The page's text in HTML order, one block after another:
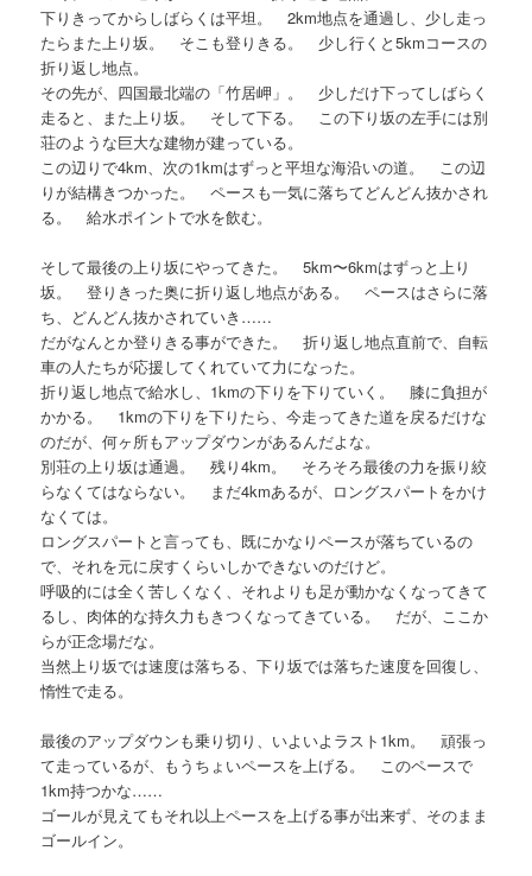
下りきってからしばらくは平坦。 2km地点を通過し、少し走っ
たらまた上り坂。 そこも登りきる。 少し行くと5kmコースの
折り返し地点。
その先が、四国最北端の「竹居岬」。 少しだけ下ってしばらく
走ると、また上り坂。 そして下る。 この下り坂の左手には別
荘のような巨大な建物が建っている。
この辺りで4km、次の1kmはずっと平坦な海沿いの道。 この辺
りが結構きつかった。 ペースも一気に落ちてどんどん抜かされ
る。 給水ポイントで水を飲む。
そして最後の上り坂にやってきた。 5km〜6kmはずっと上り
坂。 登りきった奥に折り返し地点がある。 ペースはさらに落
ち、どんどん抜かされていき……
だがなんとか登りきる事ができた。 折り返し地点直前で、自転
車の人たちが応援してくれていて力になった。
折り返し地点で給水し、1kmの下りを下りていく。 膝に負担が
かかる。 1kmの下りを下りたら、今走ってきた道を戻るだけな
のだが、何ヶ所もアップダウンがあるんだよな。
別荘の上り坂は通過。 残り4km。 そろそろ最後の力を振り絞
らなくてはならない。 まだ4kmあるが、ロングスパートをかけ
なくては。
ロングスパートと言っても、既にかなりペースが落ちているの
で、それを元に戻すくらいしかできないのだけど。
呼吸的には全く苦しくなく、それよりも足が動かなくなってきて
るし、肉体的な持久力もきつくなってきている。 だが、ここか
らが正念場だな。
当然上り坂では速度は落ちる、下り坂では落ちた速度を回復し、
惰性で走る。
最後のアップダウンも乗り切り、いよいよラスト1km。 頑張っ
て走っているが、もうちょいペースを上げる。 このペースで
1km持つかな……
ゴールが見えてもそれ以上ペースを上げる事が出来ず、そのまま
ゴールイン。